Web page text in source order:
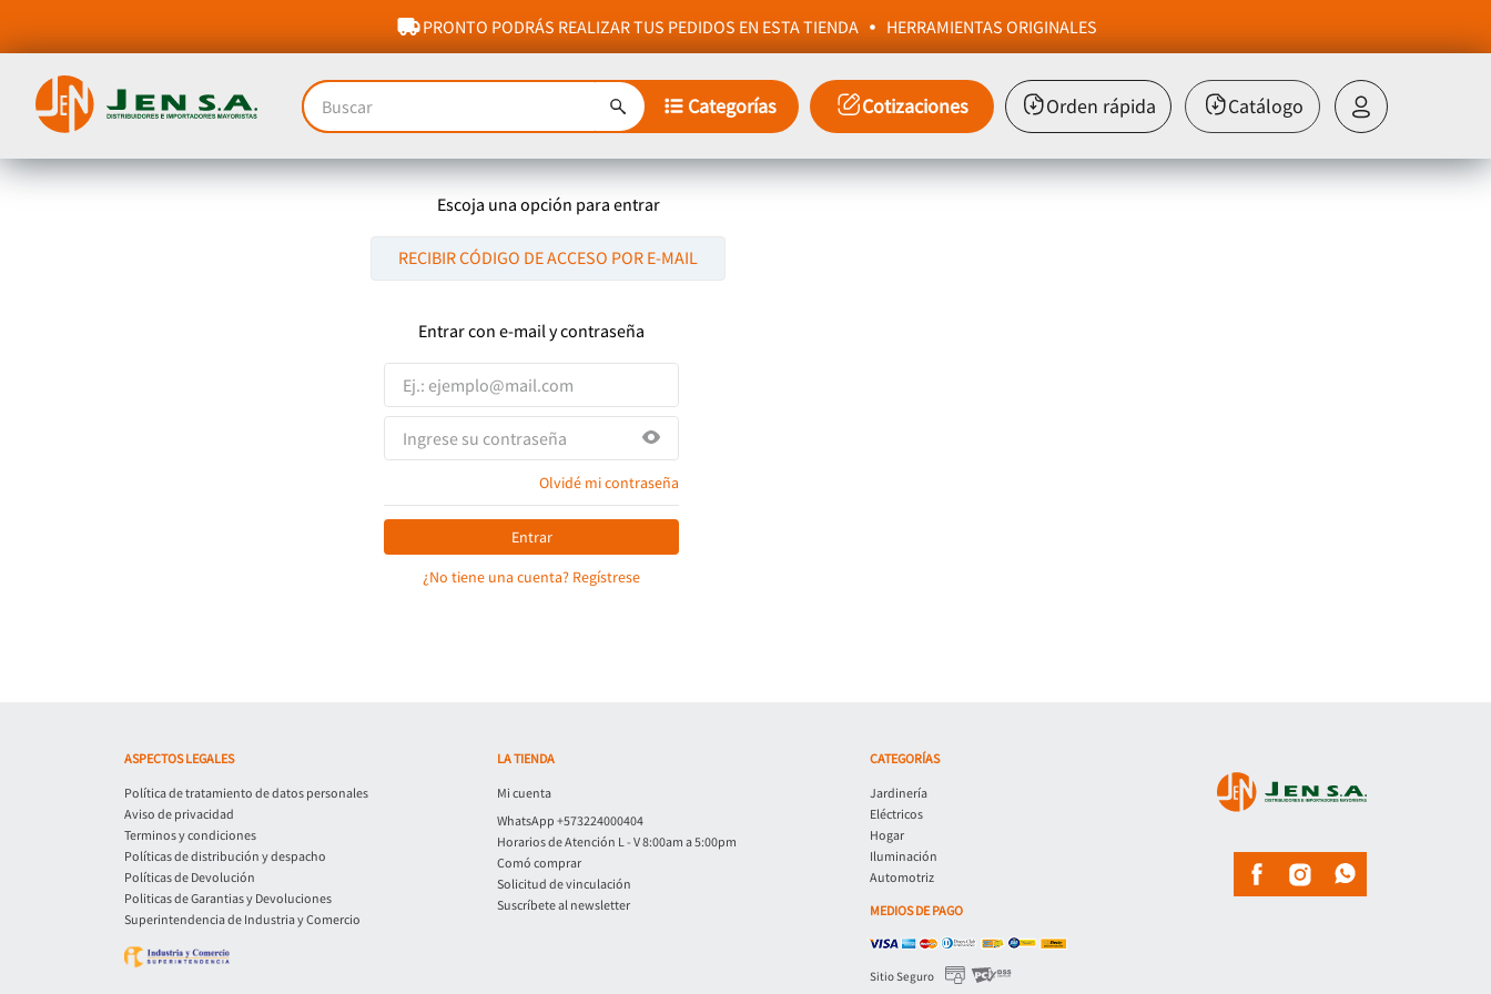
PRONTO PODRÁS REALIZAR TUS PEDIDOS EN ESTA TIENDA HERRAMIENTAS ORIGINALES
Buscar
Categorías Cotizaciones Orden rápida Catálogo
Escoja una opción para entrar
RECIBIR CÓDIGO DE ACCESO POR E-MAIL
Entrar con e-mail y contraseña
Olvidé mi contraseña
Entrar
¿No tiene una cuenta? Regístrese
ASPECTOS LEGALES
Política de tratamiento de datos personales
Aviso de privacidad
Terminos y condiciones
Políticas de distribución y despacho
Políticas de Devolución
Politicas de Garantias y Devoluciones
Superintendencia de Industria y Comercio
LA TIENDA
Mi cuenta
WhatsApp +573224000404
Horarios de Atención L - V 8:00am a 5:00pm
Comó comprar
Solicitud de vinculación
Suscríbete al newsletter
CATEGORÍAS
Jardinería
Eléctricos
Hogar
Iluminación
Automotriz
MEDIOS DE PAGO
Sitio Seguro